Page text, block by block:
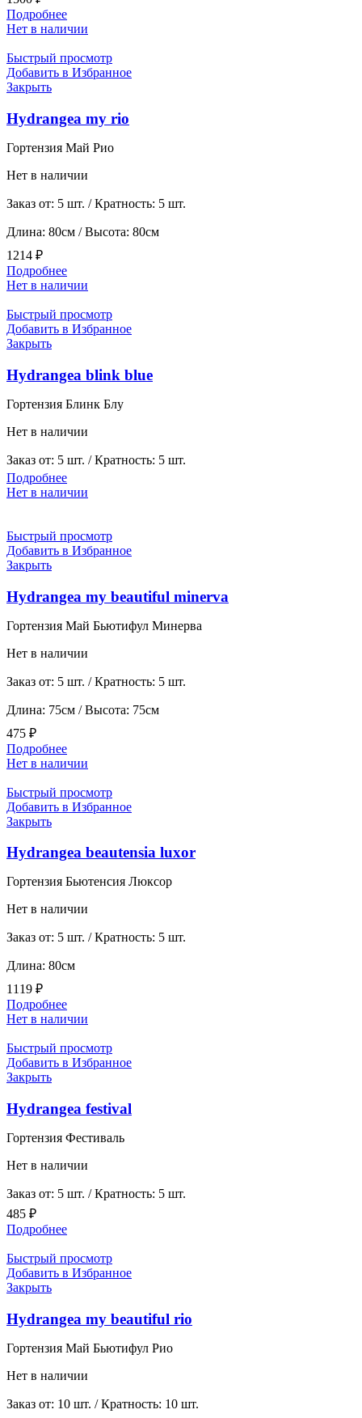
Подробнее
Нет в наличии
Быстрый просмотр
Добавить в Избранное
Закрыть
Hydrangea my rio
Гортензия Май Рио
Нет в наличии
Заказ от: 5 шт. / Кратность: 5 шт.
Длина: 80см / Высота: 80см
1214 ₽
Подробнее
Нет в наличии
Быстрый просмотр
Добавить в Избранное
Закрыть
Hydrangea blink blue
Гортензия Блинк Блу
Нет в наличии
Заказ от: 5 шт. / Кратность: 5 шт.
Подробнее
Нет в наличии
Быстрый просмотр
Добавить в Избранное
Закрыть
Hydrangea my beautiful minerva
Гортензия Май Бьютифул Минерва
Нет в наличии
Заказ от: 5 шт. / Кратность: 5 шт.
Длина: 75см / Высота: 75см
475 ₽
Подробнее
Нет в наличии
Быстрый просмотр
Добавить в Избранное
Закрыть
Hydrangea beautensia luxor
Гортензия Бьютенсия Люксор
Нет в наличии
Заказ от: 5 шт. / Кратность: 5 шт.
Длина: 80см
1119 ₽
Подробнее
Нет в наличии
Быстрый просмотр
Добавить в Избранное
Закрыть
Hydrangea festival
Гортензия Фестиваль
Нет в наличии
Заказ от: 5 шт. / Кратность: 5 шт.
485 ₽
Подробнее
Быстрый просмотр
Добавить в Избранное
Закрыть
Hydrangea my beautiful rio
Гортензия Май Бьютифул Рио
Нет в наличии
Заказ от: 10 шт. / Кратность: 10 шт.